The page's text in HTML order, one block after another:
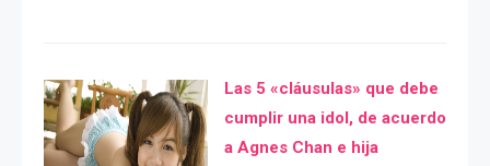
Las 5 «cláusulas» que debe
cumplir una idol, de acuerdo
a Agnes Chan e hija